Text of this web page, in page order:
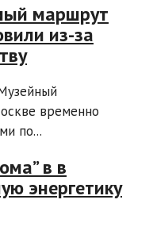
маршрут
из-за
временно
по...
в в
энергетику